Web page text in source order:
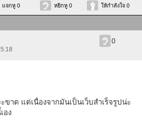
แจกหู 0 หยิกหู 0 ให้กำลังใจ 0
0
ขาด แต่เนื่องจากมันเป็นเว็บสำเร็จรูปน่ะ
อง